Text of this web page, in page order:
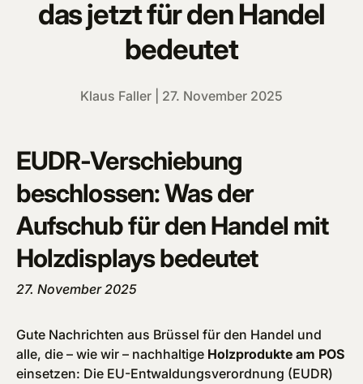
das jetzt für den Handel
bedeutet
Klaus Faller | 27. November 2025
EUDR-Verschiebung
beschlossen: Was der
Aufschub für den Handel mit
Holzdisplays bedeutet
27. November 2025
Gute Nachrichten aus Brüssel für den Handel und
alle, die – wie wir – nachhaltige Holzprodukte am POS
einsetzen: Die EU-Entwaldungsverordnung (EUDR)